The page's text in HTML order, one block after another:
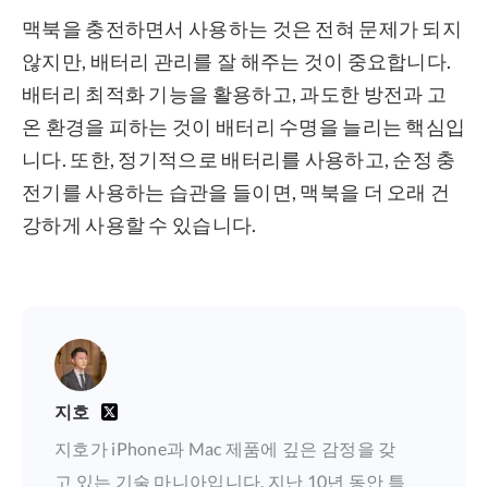
맥북을 충전하면서 사용하는 것은 전혀 문제가 되지
않지만, 배터리 관리를 잘 해주는 것이 중요합니다.
배터리 최적화 기능을 활용하고, 과도한 방전과 고
온 환경을 피하는 것이 배터리 수명을 늘리는 핵심입
니다. 또한, 정기적으로 배터리를 사용하고, 순정 충
전기를 사용하는 습관을 들이면, 맥북을 더 오래 건
강하게 사용할 수 있습니다.
지호
지호가 iPhone과 Mac 제품에 깊은 감정을 갖
고 있는 기술 마니아입니다. 지난 10년 동안 특